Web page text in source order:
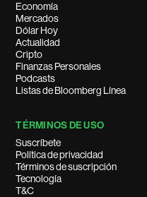
Economía
Mercados
Dólar Hoy
Actualidad
Cripto
Finanzas Personales
Podcasts
Listas de Bloomberg Línea
TÉRMINOS DE USO
Suscríbete
Política de privacidad
Términos de suscripción
Tecnología
T&C